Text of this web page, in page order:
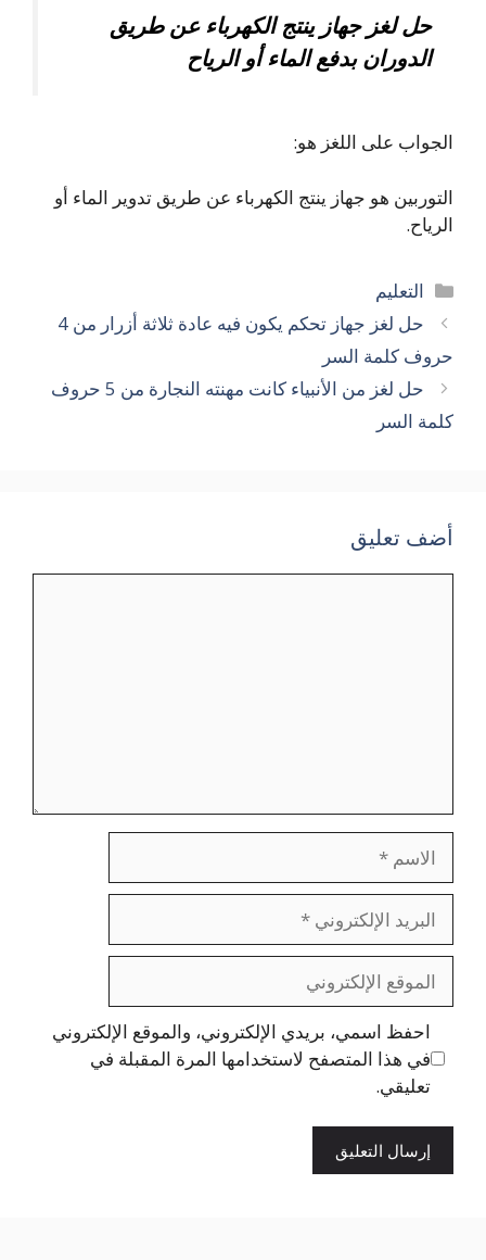
حل لغز جهاز ينتج الكهرباء عن طريق
الدوران بدفع الماء أو الرياح
الجواب على اللغز هو:
التوربين هو جهاز ينتج الكهرباء عن طريق تدوير الماء أو
الرياح.
التصنيفات
التعليم
حل لغز جهاز تحكم يكون فيه عادة ثلاثة أزرار من 4
حروف كلمة السر
حل لغز من الأنبياء كانت مهنته النجارة من 5 حروف
كلمة السر
أضف تعليق
الإلكتروني
الإلكتروني
احفظ اسمي، بريدي الإلكتروني، والموقع الإلكتروني
في هذا المتصفح لاستخدامها المرة المقبلة في
تعليقي.